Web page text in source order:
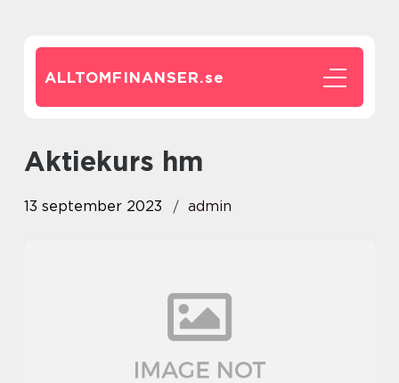
ALLTOMFINANSER.se
aktiekurs hm
13 september 2023 admin